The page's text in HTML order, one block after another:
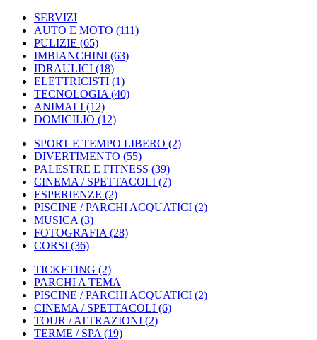
SERVIZI
AUTO E MOTO (111)
PULIZIE (65)
IMBIANCHINI (63)
IDRAULICI (18)
ELETTRICISTI (1)
TECNOLOGIA (40)
ANIMALI (12)
DOMICILIO (12)
SPORT E TEMPO LIBERO (2)
DIVERTIMENTO (55)
PALESTRE E FITNESS (39)
CINEMA / SPETTACOLI (7)
ESPERIENZE (2)
PISCINE / PARCHI ACQUATICI (2)
MUSICA (3)
FOTOGRAFIA (28)
CORSI (36)
TICKETING (2)
PARCHI A TEMA
PISCINE / PARCHI ACQUATICI (2)
CINEMA / SPETTACOLI (6)
TOUR / ATTRAZIONI (2)
TERME / SPA (19)